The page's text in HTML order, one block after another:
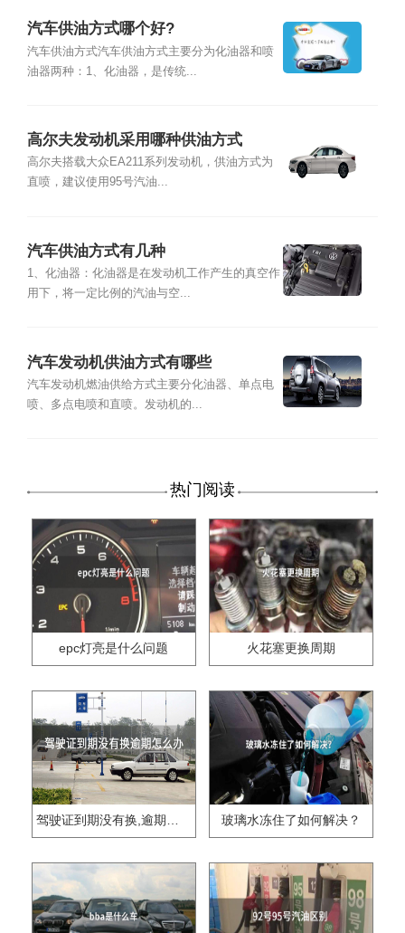
汽车供油方式哪个好?
汽车供油方式汽车供油方式主要分为化油器和喷
油器两种：1、化油器，是传统...
高尔夫发动机采用哪种供油方式
高尔夫搭载大众EA211系列发动机，供油方式为
直喷，建议使用95号汽油...
汽车供油方式有几种
1、化油器：化油器是在发动机工作产生的真空作
用下，将一定比例的汽油与空...
汽车发动机供油方式有哪些
汽车发动机燃油供给方式主要分化油器、单点电
喷、多点电喷和直喷。发动机的...
热门阅读
epc灯亮是什么问题 火花塞更换周期
驾驶证到期没有换,逾期怎么办?? 玻璃水冻住了如何解决？